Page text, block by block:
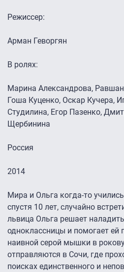
Режиссер:
Арман Геворгян
В ролях:
Марина Александрова,
Гоша Куценко, Оскар Кучера,
Студилина, Егор Пазенко,
Щербинина
Россия
2014
Мира и Ольга когда-то
спустя 10 лет, случайно
львица Ольга решает
одноклассницы и помогает ей
наивной серой мышки в
отправляются в Сочи, где
поисках единственного и